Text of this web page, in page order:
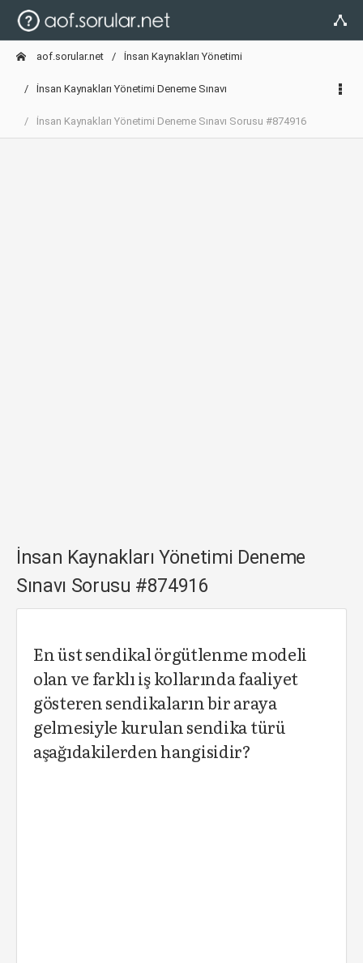
aof.sorular.net İnsan Kaynakları Yönetimi
İnsan Kaynakları Yönetimi Deneme Sınavı
İnsan Kaynakları Yönetimi Deneme Sınavı Sorusu #874916
İnsan Kaynakları Yönetimi Deneme
Sınavı Sorusu #874916
En üst sendikal örgütlenme modeli
olan ve farklı iş kollarında faaliyet
gösteren sendikaların bir araya
gelmesiyle kurulan sendika türü
aşağıdakilerden hangisidir?